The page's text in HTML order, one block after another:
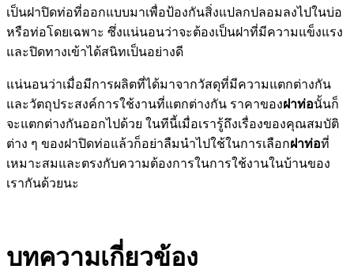
เป็นฝาปิดท่อที่ออกแบบมาเพื่อป้องกันสิ่งแปลกปลอมลงไปในบ่อ
หรือท่อโดยเฉพาะ ซึ่งแน่นอนว่าจะต้องเป็นฝาที่มีความแข็งแรง
และปิดทางเข้าได้สนิทเป็นอย่างดี
แน่นอนว่าเมื่อมีการผลิตที่ได้มาจากวัสดุที่มีความแตกต่างกัน
และวัตถุประสงค์การใช้งานที่แตกต่างกัน ราคาของฝาท่อนั้นก็
จะแตกต่างกันออกไปด้วย ในทีนี้เมื่อเรารู้ถึงเรื่องของคุณสมบัติ
ต่าง ๆ ของฝาปิดท่อแล้วก็อย่าลืมนำไปใช้ในการเลือกฝาท่อที่
เหมาะสมและตรงกับความต้องการในการใช้งานในบ้านของ
เรากันด้วยนะ
บทความเกี่ยวข้อง